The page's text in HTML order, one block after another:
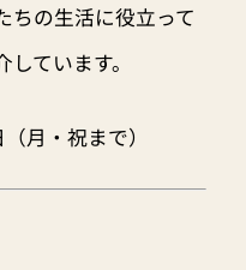
ちの生活に役立って
ています。
月・祝まで）